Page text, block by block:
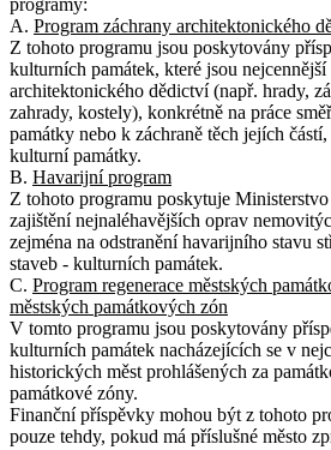
A. Program záchrany architektonického
Z tohoto programu jsou poskytovány
kulturních památek, které jsou nejcennější
architektonického dědictví (např. hrady,
zahrady, kostely), konkrétně na práce
památky nebo k záchraně těch jejích
kulturní památky.
B. Havarijní program
Z tohoto programu poskytuje
zajištění nejnaléhavějších oprav
zejména na odstranění havarijního stavu
staveb - kulturních památek.
C. Program regenerace městských
městských památkových zón
V tomto programu jsou poskytovány
kulturních památek nacházejících se v
historických měst prohlášených za
památkové zóny.
Finanční příspěvky mohou být z tohoto
pouze tehdy, pokud má příslušné město